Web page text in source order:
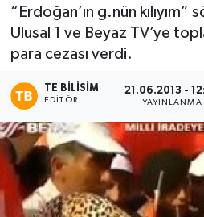
“Erdoğan’ın g.nün kılıyım”
Ulusal 1 ve Beyaz TV’ye
para cezası verdi.
TE BILISIM
EDITÖR
21.06.2013 -
YAYINLANMA